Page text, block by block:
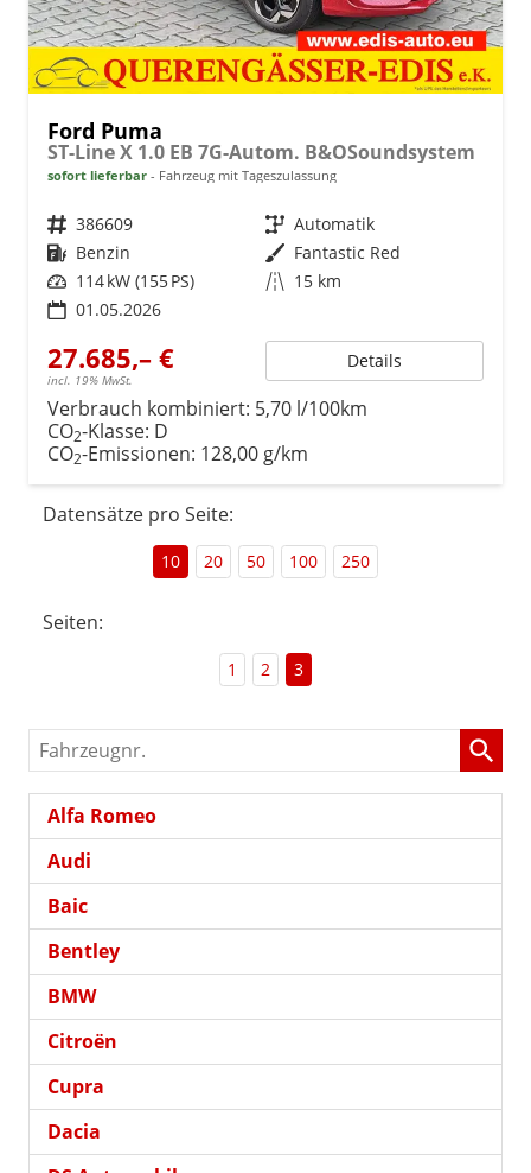
Ford Puma
ST-Line X 1.0 EB 7G-Autom. B&OSoundsystem
sofort lieferbar Fahrzeug mit Tageszulassung
Fahrzeugnr. 386609 Getriebe Automatik
Kraftstoff Benzin Außenfarbe Fantastic Red
Leistung 114 kW (155 PS) Kilometerstand 15 km
01.05.2026
27.685,– €
incl. 19% MwSt.
Details
Verbrauch kombiniert: 5,70 l/100km
CO2-Klasse: D
CO2-Emissionen: 128,00 g/km
Datensätze pro Seite:
10 20 50 100 250
Seiten:
1 2 3
Fahrzeugnr.
Alfa Romeo
Audi
Baic
Bentley
BMW
Citroën
Cupra
Dacia